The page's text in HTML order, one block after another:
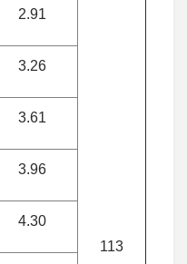
113
2.91
3.26
3.61
3.96
4.30